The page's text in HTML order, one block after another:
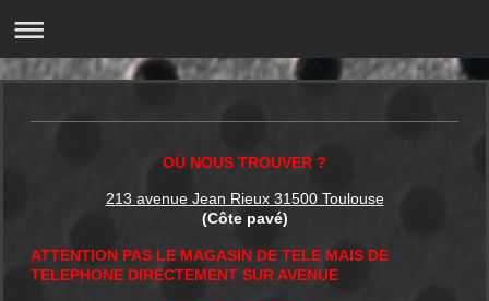
OÙ NOUS TROUVER ?
213 avenue Jean Rieux 31500 Toulouse
(Côte pavé)
ATTENTION PAS LE MAGASIN DE TELE MAIS DE
TELEPHONE DIRECTEMENT SUR AVENUE